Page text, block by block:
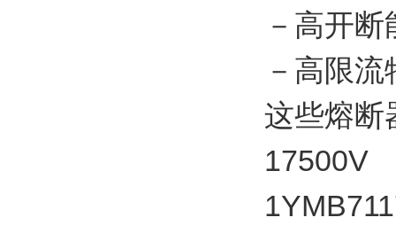
－高开断
－高限流
这些熔断
17500V